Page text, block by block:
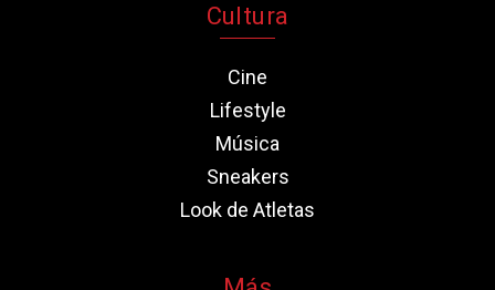
Cultura
Cine
Lifestyle
Música
Sneakers
Look de Atletas